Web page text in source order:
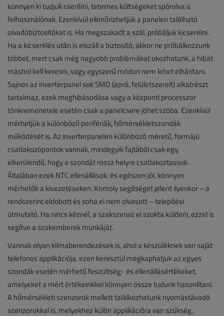
könnyen ki tudjuk cserélni, tetemes költségeket spórolva a
felhasználónak. Ezenkívül ellenőrizhetjük a panelen található
olvadóbiztosítókat is. Ha megszakadt a szál, próbáljuk kicserélni.
Ha a kicserélés után is elszáll a biztosító, akkor ne próbálkozzunk
többet, mert csak még nagyobb problémákat okozhatunk, a hibát
máshol kell keresni, vagy egyszerű módon nem lehet elhárítani.
Sajnos az inverterpanel sok SMD (apró, felületszerelt) alkatrészt
tartalmaz, ezek meghibásodása vagy a központi processzor
tönkremenetele esetén csak a panelcsere jöhet szóba. Ezenkívül
mérhetjük a különböző perifériák, hőmérsékletszondák
működését is. Az inverterpanelen különböző méretű, formájú
csatlakozópontok vannak, mindegyik fajtából csak egy,
elkerülendő, hogy a szondát rossz helyre csatlakoztassuk.
Általában ezek NTC ellenállások, és egészen jól, könnyen
mérhetők a kivezetéseken. Komoly segítséget jelent ilyenkor – a
rendszerint eldobott és soha el nem olvasott – telepítési
útmutató. Ha nincs kéznél, a szakszerviz el szokta küldeni, ezzel is
segítve a szakemberek munkáját.
Vannak olyan klímaberendezések is, ahol a készüléknek van saját
telefonos applikációja, ezen keresztül megkaphatjuk az egyes
szondák esetén mérhető feszültség- és ellenállásértékeket,
amelyeket a mért értékeinkkel könnyen össze tudunk hasonlítani.
A hőmérsékleti szenzorok mellett találkozhatunk nyomástávadó
szenzorokkal is, melyekhez külön applikációra van szükség.